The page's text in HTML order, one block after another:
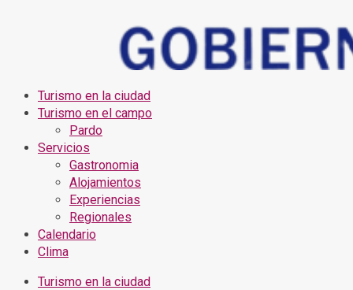
Turismo en la ciudad
Turismo en el campo
Pardo
Servicios
Gastronomia
Alojamientos
Experiencias
Regionales
Calendario
Clima
Turismo en la ciudad